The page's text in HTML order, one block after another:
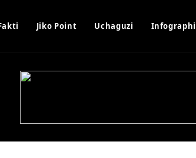
Jiko Point Uchaguzi